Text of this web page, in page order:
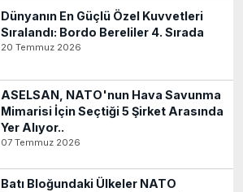
Dünyanın En Güçlü Özel Kuvvetleri
Sıralandı: Bordo Bereliler 4. Sırada
20 Temmuz 2026
ASELSAN, NATO'nun Hava Savunma
Mimarisi İçin Seçtiği 5 Şirket Arasında
Yer Alıyor..
07 Temmuz 2026
Batı Bloğundaki Ülkeler NATO